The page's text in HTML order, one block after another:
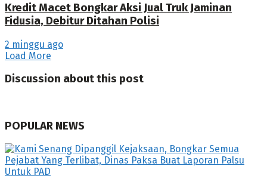
Kredit Macet Bongkar Aksi Jual Truk Jaminan
Fidusia, Debitur Ditahan Polisi
2 minggu ago
Load More
Discussion about this post
POPULAR NEWS